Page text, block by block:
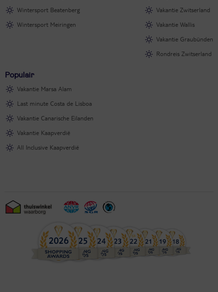
Wintersport Beatenberg
Wintersport Meiringen
Vakantie Zwitserland
Vakantie Wallis
Vakantie Graubünden
Rondreis Zwitserland
Populair
Vakantie Marsa Alam
Last minute Costa de Lisboa
Vakantie Canarische Eilanden
Vakantie Kaapverdië
All Inclusive Kaapverdië